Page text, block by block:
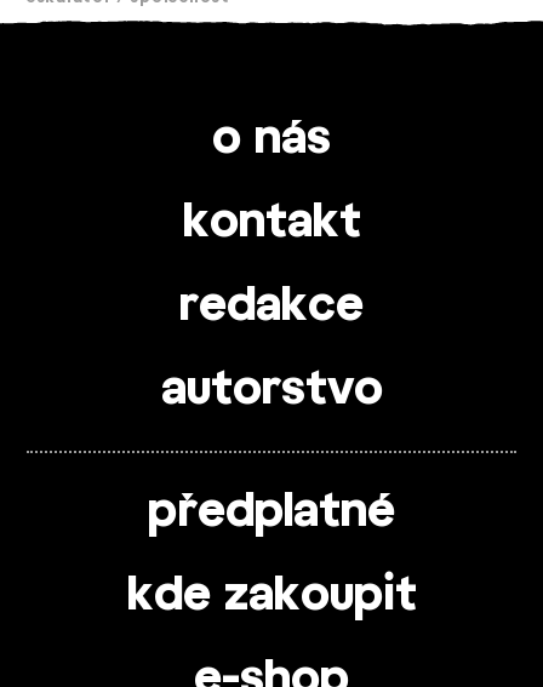
o nás
kontakt
redakce
autorstvo
předplatné
kde zakoupit